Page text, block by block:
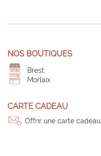
NOS BOUTIQUES
Brest
Morlaix
CARTE CADEAU
Offrir une carte cadeau